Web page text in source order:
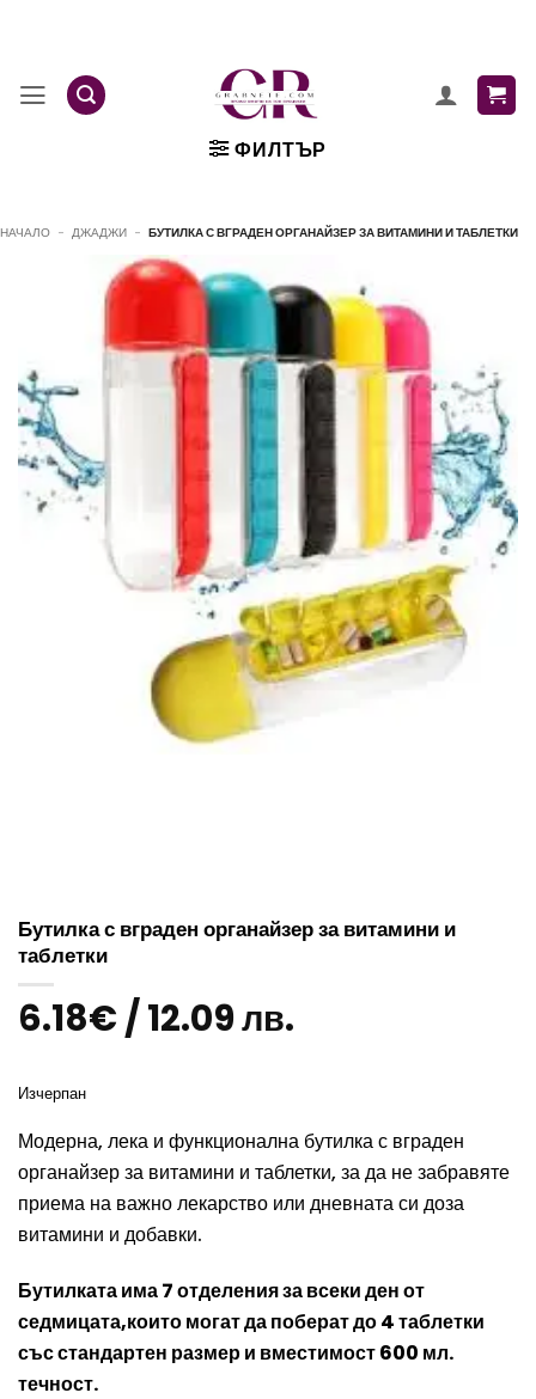
content
ФИЛТЪР
НАЧАЛО - ДЖАДЖИ - БУТИЛКА С ВГРАДЕН ОРГАНАЙЗЕР ЗА ВИТАМИНИ И ТАБЛЕТКИ
Бутилка с вграден органайзер за витамини и
таблетки
6.18€/ 12.09 лв.
Изчерпан
Модерна, лека и функционална бутилка с вграден
органайзер за витамини и таблетки, за да не забравяте
приема на важно лекарство или дневната си доза
витамини и добавки.
Бутилката има 7 отделения за всеки ден от
седмицата,които могат да поберат до 4 таблетки
със стандартен размер и вместимост 600 мл.
течност.